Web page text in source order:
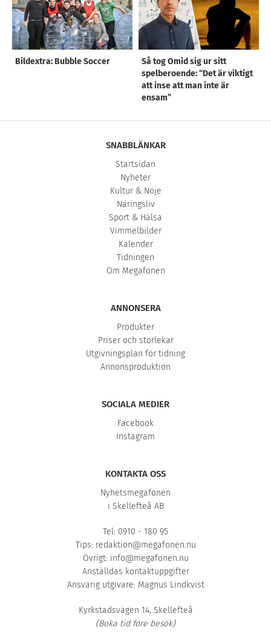
Bildextra: Bubble Soccer
Så tog Omid sig ur sitt
spelberoende: “Det är viktigt
att inse att man inte är
ensam”
SNABBLÄNKAR
Startsidan
Nyheter
Kultur & Nöje
Näringsliv
Sport & Hälsa
Vimmelbilder
Kalender
Tidningen
Om Megafonen
ANNONSERA
Produkter
Priser och storlekar
Utgivningsplan för tidning
Annonsproduktion
SOCIALA MEDIER
Facebook
Instagram
KONTAKTA OSS
Nyhetsmegafonen
i Skellefteå AB
Tel: 0910 - 180 95
Tips: redaktion@megafonen.nu
Övrigt: info@megafonen.nu
Anställdas kontaktuppgifter
Ansvarig utgivare: Magnus Lindkvist
Kyrkstadsvägen 14, Skellefteå
(Boka tid före besök)